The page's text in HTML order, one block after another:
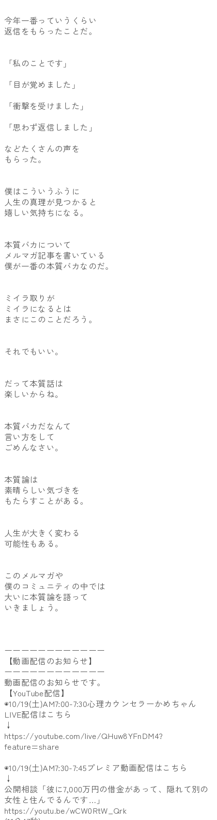
今年一番っていうくらい
返信をもらったことだ。
「私のことです」
「目が覚めました」
「衝撃を受けました」
「思わず返信しました」
などたくさんの声を
もらった。
僕はこういうふうに
人生の真理が見つかると
嬉しい気持ちになる。
本質バカについて
メルマガ記事を書いている
僕が一番の本質バカなのだ。
ミイラ取りが
ミイラになるとは
まさにこのことだろう。
それでもいい。
だって本質話は
楽しいからね。
本質バカだなんて
言い方をして
ごめんなさい。
本質論は
素晴らしい気づきを
もたらすことがある。
人生が大きく変わる
可能性もある。
このメルマガや
僕のコミュニティの中では
大いに本質論を語って
いきましょう。
ーーーーーーーーーーーー
【動画配信のお知らせ】
ーーーーーーーーーーーー
動画配信のお知らせです。
【YouTube配信】
◉10/19(土)AM7:00-7:30心理カウンセラーかめちゃん
LIVE配信はこちら
↓
https://youtube.com/live/QHuw8YFnDM4?
feature=share
◉10/19(土)AM7:30-7:45プレミア動画配信はこちら
↓
公開相談「彼に7,000万円の借金があって、隠れて別の
女性と住んでるんです…」
https://youtu.be/wCW0RtW_Qrk